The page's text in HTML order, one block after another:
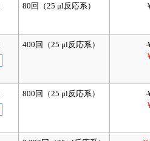
80回（25 μl反応系）
400回（25 μl反応系）
800回（25 μl反応系）